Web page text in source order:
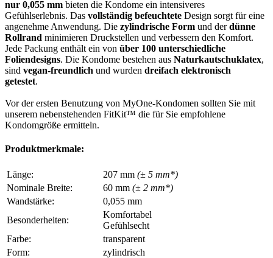
nur 0,055 mm bieten die Kondome ein intensiveres
Gefühlserlebnis. Das vollständig befeuchtete Design sorgt für eine
angenehme Anwendung. Die zylindrische Form und derdünne
Rollrand minimieren Druckstellen und verbessern den Komfort.
Jede Packung enthält ein von über 100 unterschiedliche
Foliendesigns. Die Kondome bestehen aus Naturkautschuklatex,
sind vegan-freundlich und wurden dreifach elektronisch
getestet.
Vor der ersten Benutzung von MyOne-Kondomen sollten Sie mit
unserem nebenstehenden FitKit™ die für Sie empfohlene
Kondomgröße ermitteln.
Produktmerkmale:
Länge: 207 mm (± 5 mm*)
Nominale Breite:
60 mm (± 2 mm*)
Wandstärke:
0,055 mm
Besonderheiten:
Komfortabel
Gefühlsecht
Farbe:
transparent
Form:
zylindrisch